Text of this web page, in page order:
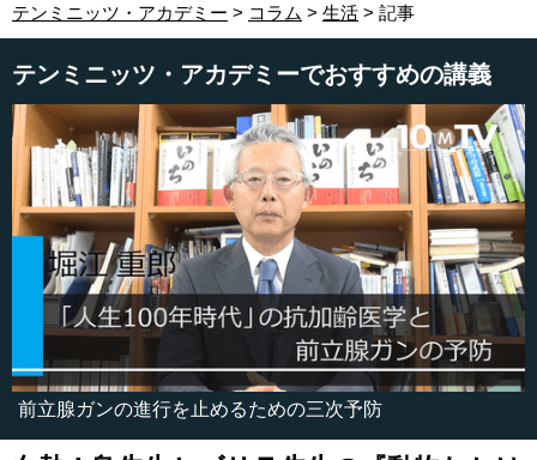
テンミニッツ・アカデミー コラム 生活 記事
テンミニッツ・アカデミーでおすすめの講義
前立腺ガンの進行を止めるための三次予防